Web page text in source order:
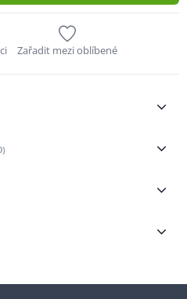
Zařadit mezi oblíbené